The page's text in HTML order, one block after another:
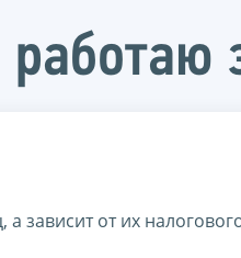
зависит от их